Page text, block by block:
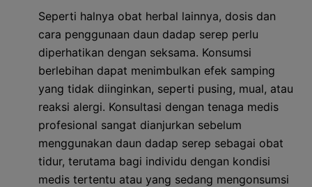
Seperti halnya obat herbal lainnya, dosis dan
cara penggunaan daun dadap serep perlu
diperhatikan dengan seksama. Konsumsi
berlebihan dapat menimbulkan efek samping
yang tidak diinginkan, seperti pusing, mual, atau
reaksi alergi. Konsultasi dengan tenaga medis
profesional sangat dianjurkan sebelum
menggunakan daun dadap serep sebagai obat
tidur, terutama bagi individu dengan kondisi
medis tertentu atau yang sedang mengonsumsi